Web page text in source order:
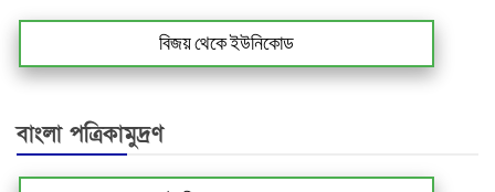
বিজয় থেকে ইউনিকোড
বাংলা পত্রিকামুদ্রণ